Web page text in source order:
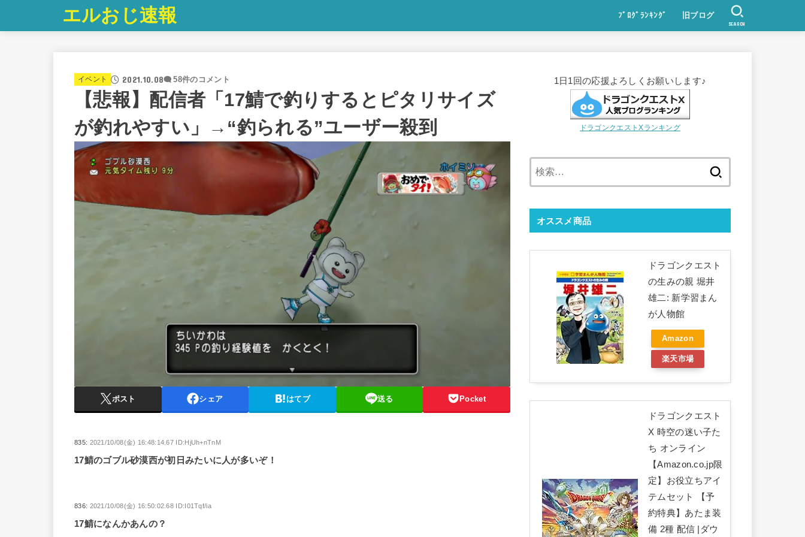
エルおじ速報 ﾌﾞﾛｸﾞﾗﾝｷﾝｸﾞ 旧ブログ
SEARCH
イベント 2021.10.08 58件のコメント
【悲報】配信者「17鯖で釣りするとピタリサイズ
が釣れやすい」→“釣られる”ユーザー殺到
ポスト シェア はてブ 送る Pocket
835: 2021/10/08(金) 16:48:14.67 ID:HjUh+nTnM
17鯖のゴブル砂漠西が初日みたいに人が多いぞ！
836: 2021/10/08(金) 16:50:02.68 ID:I01Tqf/ia
17鯖になんかあんの？
1日1回の応援よろしくお願いします♪
ドラゴンクエストXランキング
オススメ商品
ドラゴンクエスト
の生みの親 堀井
雄二: 新学習まん
が人物館
Amazon
楽天市場
ドラゴンクエスト
X 時空の迷い子た
ち オンライン
【Amazon.co.jp限
定】お役立ちアイ
テムセット 【予
約特典】あたま装
備 2種 配信 |ダウ